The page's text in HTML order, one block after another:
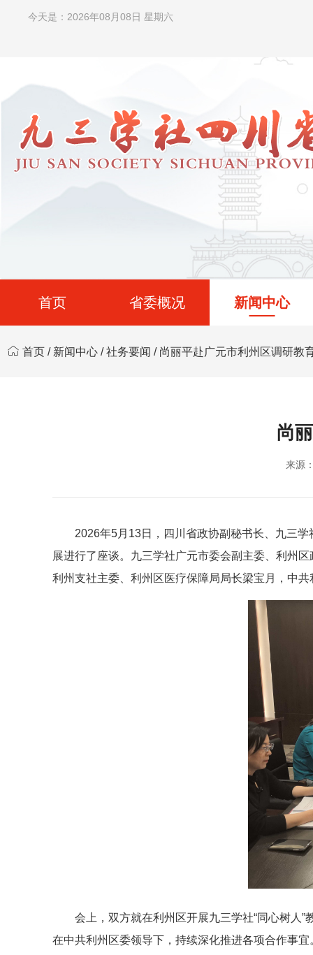
今天是：2026年08月08日 星期六
首页 省委概况 新闻中心
首页 / 新闻中心 /社务要闻 / 尚丽平赴广元市利州区调研教
尚
来源
2026年5月13日，四川省政协副秘书长、九三
展进行了座谈。九三学社广元市委会副主委、利州
利州支社主委、利州区医疗保障局局长梁宝月，中
会上，双方就在利州区开展九三学社“同心树人
在中共利州区委领导下，持续深化推进各项合作事